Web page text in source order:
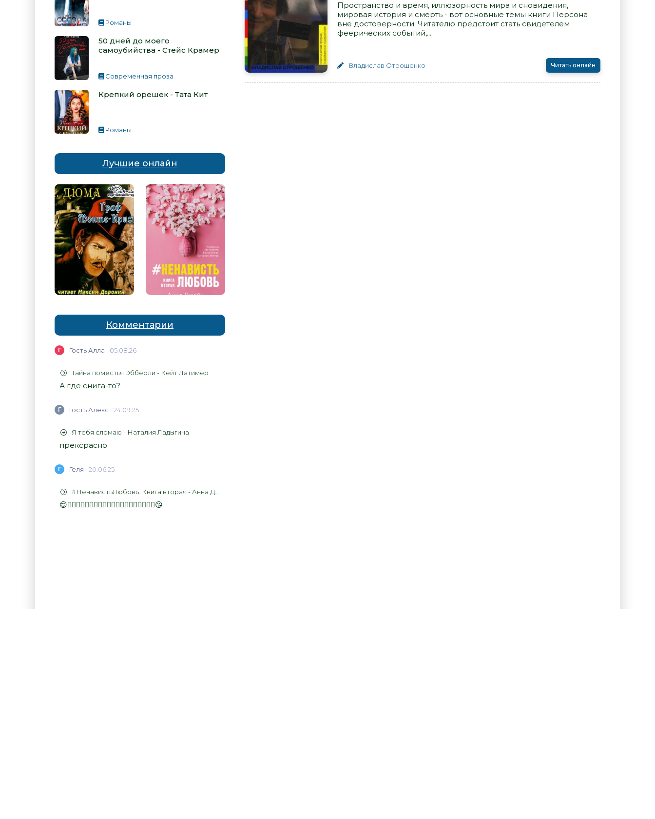
Романы
50 дней до моего
самоубийства - Стейс Крамер
Современная проза
Крепкий орешек - Тата Кит
Романы
Лучшие онлайн
Комментарии
Г Гость Алла 05.08.26
Тайна поместья Эбберли - Кейт Латимер
А где снига-то?
Г Гость Алекс 24.09.25
Я тебя сломаю - Наталия Ладыгина
прексрасно
Г Геля 20.06.25
#НенавистьЛюбовь. Книга вторая - Анна Джейн
😊👍🏻👍🏻👍🏻👍🏻👍🏻👍🏻👍🏻👍🏻👍🏻👍🏻😘
Пространство и время, иллюзорность мира и сновидения,
мировая история и смерть - вот основные темы книги Персона
вне достоверности. Читателю предстоит стать свидетелем
феерических событий,...
Владислав Отрошенко Читать онлайн